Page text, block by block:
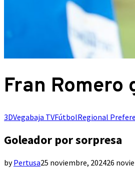
Fran Romero
3DVegabaja TVFútbolRegional
Goleador por sorpresa
byPertusa25 noviembre, 202426